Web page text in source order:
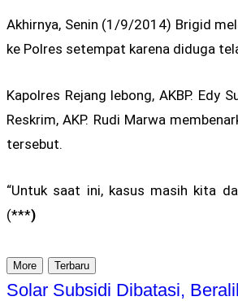
Akhirnya, Senin (1/9/2014) Brigid
ke Polres setempat karena diduga
Kapolres Rejang lebong, AKBP. Edy
Reskrim, AKP. Rudi Marwa
tersebut.
“Untuk saat ini, kasus masih kita
(***)
More Terbaru
Solar Subsidi Dibatasi,